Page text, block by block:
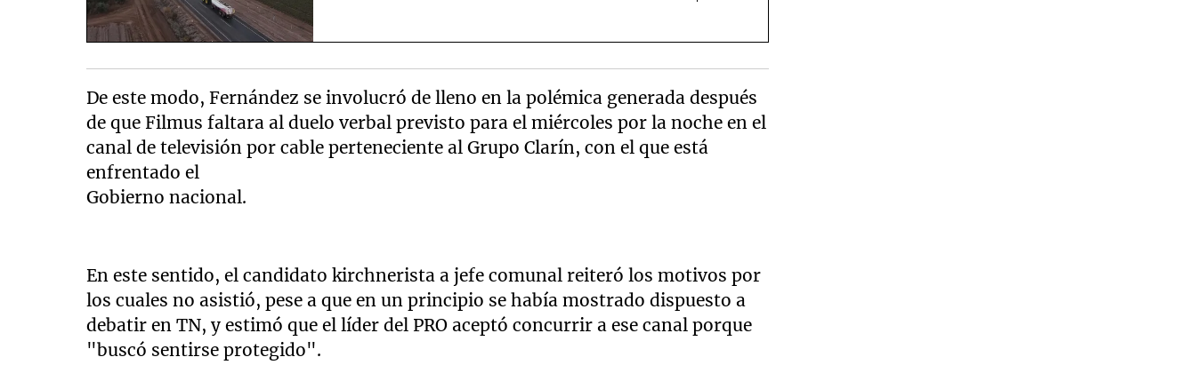
De este modo, Fernández se involucró de lleno en la polémica generada después
de que Filmus faltara al duelo verbal previsto para el miércoles por la noche en el
canal de televisión por cable perteneciente al Grupo Clarín, con el que está
enfrentado el
Gobierno nacional.
En este sentido, el candidato kirchnerista a jefe comunal reiteró los motivos por
los cuales no asistió, pese a que en un principio se había mostrado dispuesto a
debatir en TN, y estimó que el líder del PRO aceptó concurrir a ese canal porque
"buscó sentirse protegido".